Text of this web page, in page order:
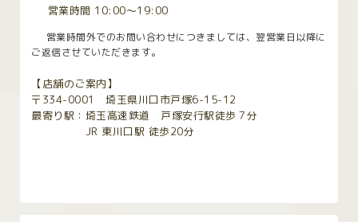
営業時間 10:00〜19:00
営業時間外でのお問い合わせにつきましては、翌営業日以降に
ご返信させていただきます。
【店舗のご案内】
〒334-0001 埼玉県川口市戸塚6-15-12
最寄り駅：埼玉高速鉄道 戸塚安行駅徒歩７分
JR 東川口駅 徒歩20分